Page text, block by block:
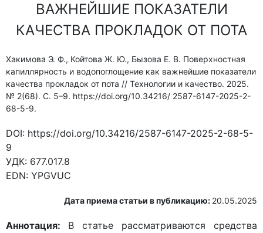
ВАЖНЕЙШИЕ ПОКАЗАТЕЛИ
КАЧЕСТВА ПРОКЛАДОК ОТ ПОТА
Хакимова Э. Ф., Койтова Ж. Ю., Бызова Е. В. Поверхностная
капиллярность и водопоглощение как важнейшие показатели
качества прокладок от пота // Технологии и качество. 2025.
№ 2(68). С. 5–9. https://doi.org/10.34216/ 2587-6147-2025-2-
68-5-9.
DOI: https://doi.org/10.34216/2587-6147-2025-2-68-5-
9
УДК: 677.017.8
EDN: YPGVUC
Дата приема статьи в публикацию: 20.05.2025
Аннотация: В статье рассматриваются средства